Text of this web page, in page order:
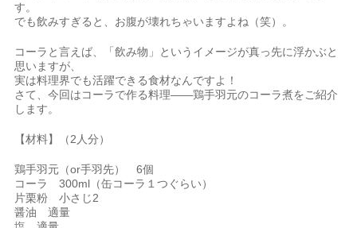
す。
でも飲みすぎると、お腹が壊れちゃいますよね（笑）。
コーラと言えば、「飲み物」というイメージが真っ先に浮かぶと
思いますが、
実は料理界でも活躍できる食材なんですよ！
さて、今回はコーラで作る料理――鶏手羽元のコーラ煮をご紹介
します。
【材料】（2人分）
鶏手羽元（or手羽先） 6個
コーラ 300ml（缶コーラ１つぐらい）
片栗粉 小さじ2
醤油 適量